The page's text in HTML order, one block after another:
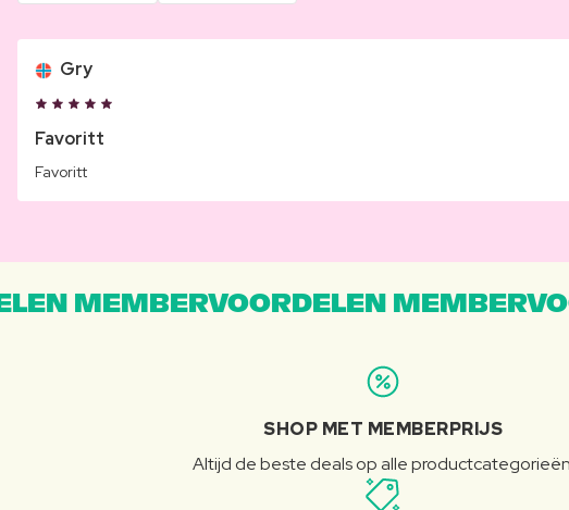
Gry
Favoritt
Favoritt
MEMBERVOORDELEN
SHOP MET MEMBERPRIJS
Altijd de beste deals op alle